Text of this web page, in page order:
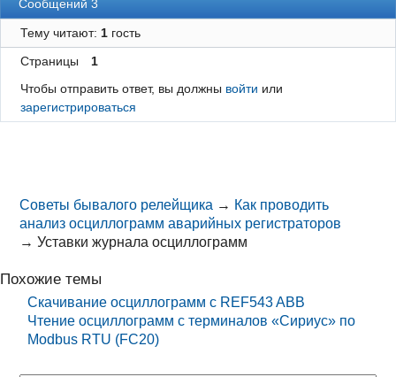
Сообщений 3
Тему читают: 1гость
Страницы
1
Чтобы отправить ответ, вы должны войти или
зарегистрироваться
Советы бывалого релейщика → Как проводить
анализ осциллограмм аварийных регистраторов
→Уставки журнала осциллограмм
Похожие темы
Скачивание осциллограмм с REF543 ABB
Чтение осциллограмм с терминалов «Сириус» по
Modbus RTU (FC20)